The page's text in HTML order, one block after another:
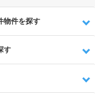
物件を探す
す